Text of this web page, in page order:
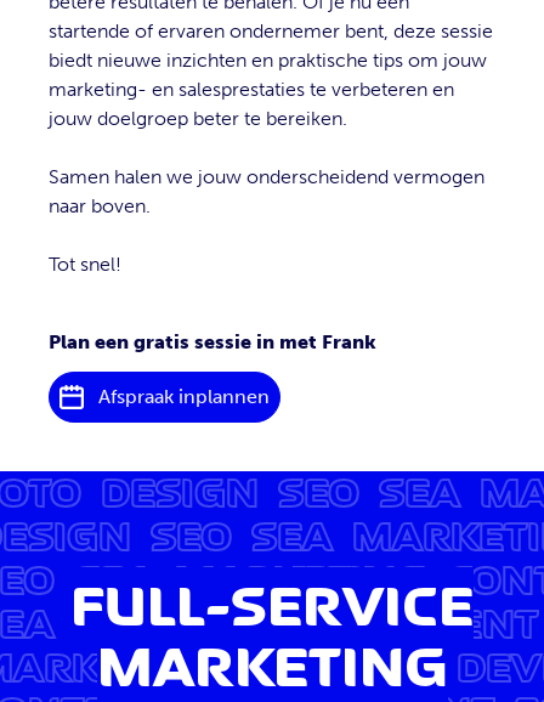
startende of ervaren ondernemer bent, deze sessie
biedt nieuwe inzichten en praktische tips om jouw
marketing- en salesprestaties te verbeteren en
jouw doelgroep beter te bereiken.
Samen halen we jouw onderscheidend vermogen
naar boven.
Tot snel!
Plan een gratis sessie in met Frank
Afspraak inplannen
DESIGN SEO SEA
SEO SEA
SEA MARKETING
MARKETING CONTENT
CONTENT
FULL-SERVICE
MARKETING